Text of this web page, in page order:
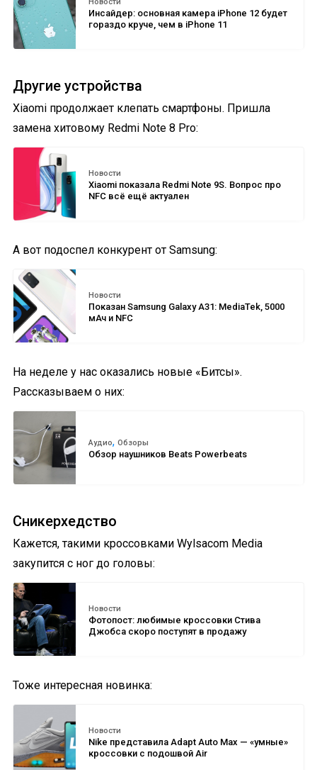
Инсайдер: основная камера iPhone 12 будет
гораздо круче, чем в iPhone 11
Другие устройства
Xiaomi продолжает клепать смартфоны. Пришла
замена хитовому Redmi Note 8 Pro:
Новости
Xiaomi показала Redmi Note 9S. Вопрос про
NFC всё ещё актуален
А вот подоспел конкурент от Samsung:
Новости
Показан Samsung Galaxy A31: MediaTek, 5000
мАч и NFC
На неделе у нас оказались новые «Битсы».
Рассказываем о них:
Аудио, Обзоры
Обзор наушников Beats Powerbeats
Сникерхедство
Кажется, такими кроссовками Wylsacom Media
закупится с ног до головы:
Новости
Фотопост: любимые кроссовки Стива
Джобса скоро поступят в продажу
Тоже интересная новинка:
Новости
Nike представила Adapt Auto Max — «умные»
кроссовки с подошвой Air